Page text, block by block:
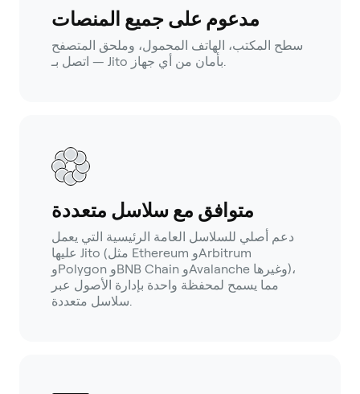
مدعوم على جميع المنصات
سطح المكتب، الهاتف المحمول، وملحق المتصفح
— اتصل بـ Jito بأمان من أي جهاز.
متوافق مع سلاسل متعددة
دعم أصلي للسلاسل العامة الرئيسية التي يعمل
عليها Jito (مثل Ethereum وArbitrum
وPolygon وBNB Chain وAvalanche وغيرها)،
مما يسمح لمحفظة واحدة بإدارة الأصول عبر
سلاسل متعددة.